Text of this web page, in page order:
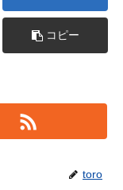
コピー
toro